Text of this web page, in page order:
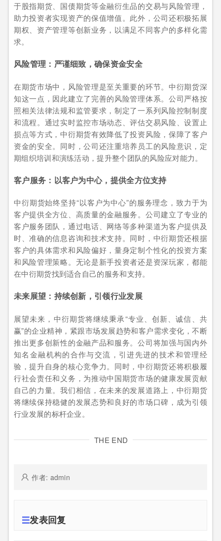
于股指期货、国债期货等金融衍生品的交易与风险管理，
助力投资者实现资产的保值增值。此外，公司还积极拓展
期权、资产管理等创新业务，以满足不同客户的多样化需
求。
风险管理：严谨细致，确保资金安全
在期货市场中，风险管理是至关重要的环节。中衍期货深
知这一点，因此建立了完善的风险管理体系。公司严格按
照相关法律法规和监管要求，制定了一系列风险控制制度
和流程。通过实时监控市场动态、评估交易风险、设置止
损点等方式，中衍期货有效降低了投资风险，保障了客户
资金的安全。同时，公司还注重培养员工的风险意识，定
期组织培训和演练活动，提升整个团队的风险应对能力。
客户服务：以客户为中心，提供全方位支持
中衍期货始终坚持“以客户为中心”的服务理念，致力于为
客户提供全方位、高质量的金融服务。公司建立了专业的
客户服务团队，通过电话、网络等多种渠道为客户提供及
时、准确的信息咨询和技术支持。同时，中衍期货还根据
客户的具体需求和风险偏好，量身定制个性化的投资方案
和风险管理策略。无论是新手投资者还是资深玩家，都能
在中衍期货找到适合自己的服务和支持。
未来展望：持续创新，引领行业发展
展望未来，中衍期货将继续秉承“专业、创新、诚信、共
赢”的企业精神，紧跟市场发展趋势和客户需求变化，不断
推出更多创新性的金融产品和服务。公司将加强与国内外
知名金融机构的合作与交流，引进先进的技术和管理经
验，提升自身的核心竞争力。同时，中衍期货还将积极履
行社会责任和义务，为推动中国期货市场的健康发展贡献
自己的力量。我们相信，在未来的发展道路上，中衍期货
将继续保持稳健的发展态势和良好的市场口碑，成为引领
行业发展的标杆企业。
THE END
作者: admin
发表回复